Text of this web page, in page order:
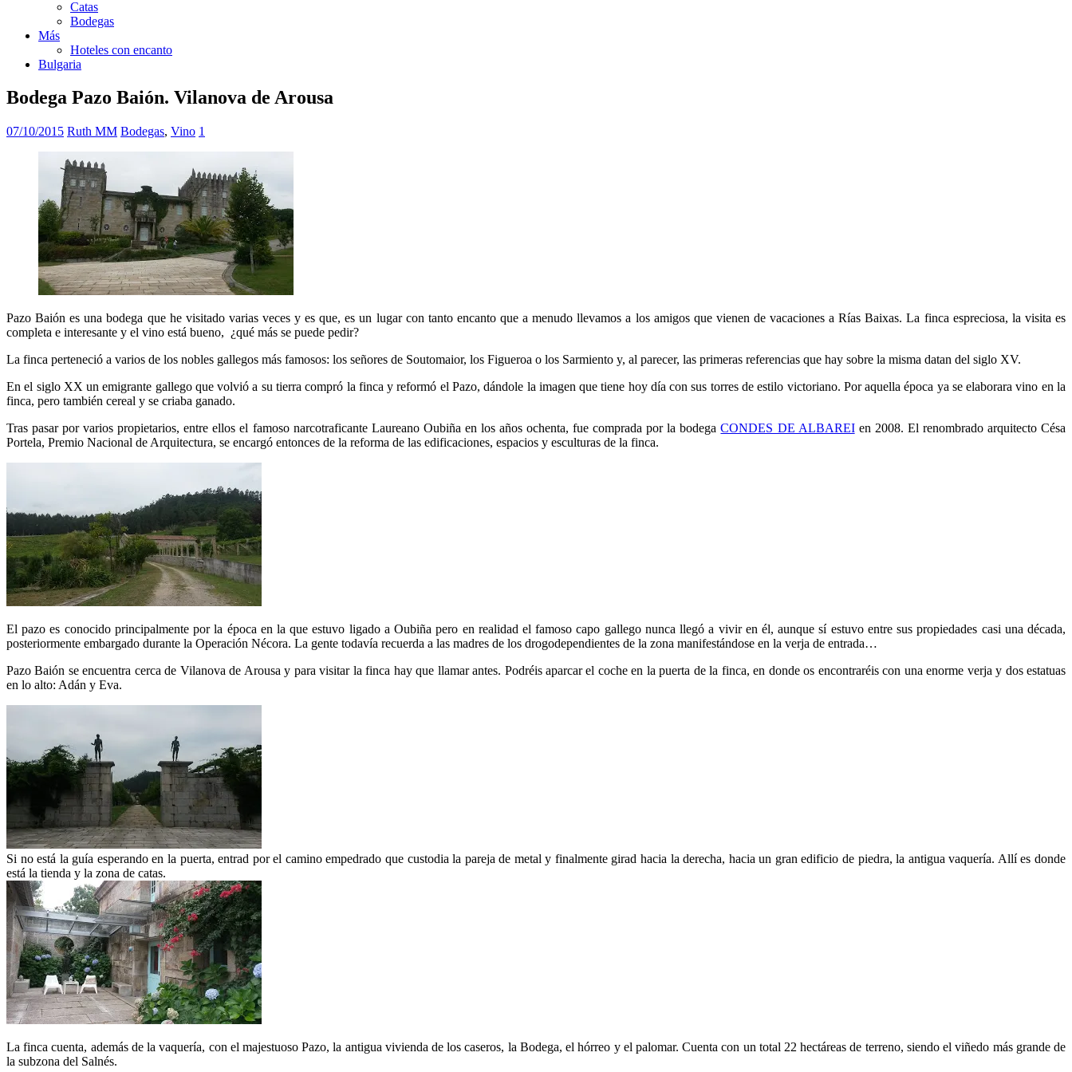
Catas
Bodegas
Más
Hoteles con encanto
Bulgaria
Bodega Pazo Baión. Vilanova de Arousa
07/10/2015 Ruth MM Bodegas, Vino 1
Pazo Baión es una bodega que he visitado varias veces y es que, es un lugar con tanto encanto que a menudo llevamos a los amigos que vienen de vacaciones a Rías Baixas. La finca espreciosa, la visita es
completa e interesante y el vino está bueno, ¿qué más se puede pedir?
La finca perteneció a varios de los nobles gallegos más famosos: los señores de Soutomaior, los Figueroa o los Sarmiento y, al parecer, las primeras referencias que hay sobre la misma datan del siglo XV.
En el siglo XX un emigrante gallego que volvió a su tierra compró la finca y reformó el Pazo, dándole la imagen que tiene hoy día con sus torres de estilo victoriano. Por aquella época ya se elaborara vino en la
finca, pero también cereal y se criaba ganado.
Tras pasar por varios propietarios, entre ellos el famoso narcotraficante Laureano Oubiña en los años ochenta, fue comprada por la bodegaCONDES DE ALBAREIen 2008. El renombrado arquitecto Césa
Portela, Premio Nacional de Arquitectura, se encargó entonces de la reforma de las edificaciones, espacios y esculturas de la finca.
El pazo es conocido principalmente por la época en la que estuvo ligado a Oubiña pero en realidad el famoso capo gallego nunca llegó a vivir en él, aunque sí estuvo entre sus propiedades casi una década,
posteriormente embargado durante la Operación Nécora. La gente todavía recuerda a las madres de los drogodependientes de la zona manifestándose en la verja de entrada…
Pazo Baión se encuentra cerca de Vilanova de Arousa y para visitar la finca hay que llamar antes. Podréis aparcar el coche en la puerta de la finca, en donde os encontraréis con una enorme verja y dos estatuas
en lo alto: Adán y Eva.
Si no está la guía esperando en la puerta, entrad por el camino empedrado que custodia la pareja de metal y finalmente girad hacia la derecha, hacia un gran edificio de piedra, la antigua vaquería. Allí es donde
está la tienda y la zona de catas.
La finca cuenta, además de la vaquería, con el majestuoso Pazo, la antigua vivienda de los caseros, la Bodega, el hórreo y el palomar. Cuenta con un total 22 hectáreas de terreno, siendo el viñedo más grande de
la subzona del Salnés.